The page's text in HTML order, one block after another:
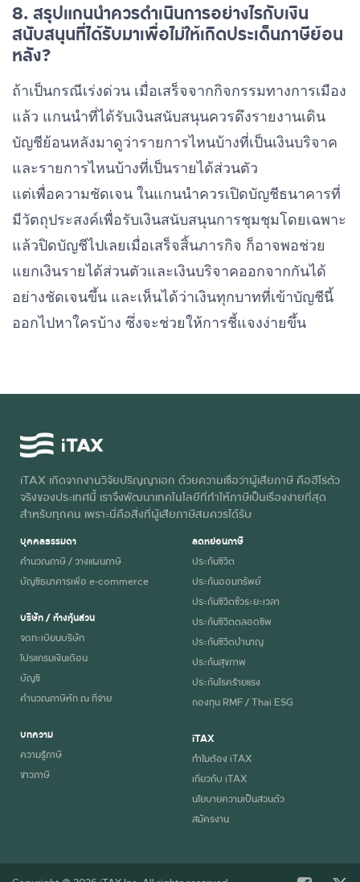
8. สรุปแกนนำควรดำเนินการอย่างไรกับเงิน
สนับสนุนที่ได้รับมาเพื่อไม่ให้เกิดประเด็นภาษีย้อน
หลัง?
ถ้าเป็นกรณีเร่งด่วน เมื่อเสร็จจากกิจกรรมทางการเมือง
แล้ว แกนนำที่ได้รับเงินสนับสนุนควรดึงรายงานเดิน
บัญชีย้อนหลังมาดูว่ารายการไหนบ้างที่เป็นเงินบริจาค
และรายการไหนบ้างที่เป็นรายได้ส่วนตัว
แต่เพื่อความชัดเจน ในแกนนำควรเปิดบัญชีธนาคารที่
มีวัตถุประสงค์เพื่อรับเงินสนับสนุนการชุมชุมโดยเฉพาะ
แล้วปิดบัญชีไปเลยเมื่อเสร็จสิ้นภารกิจ ก็อาจพอช่วย
แยกเงินรายได้ส่วนตัวและเงินบริจาคออกจากกันได้
อย่างชัดเจนขึ้น และเห็นได้ว่าเงินทุกบาทที่เข้าบัญชีนี้
ออกไปหาใครบ้าง ซึ่งจะช่วยให้การชี้แจงง่ายขึ้น
iTAX เกิดจากงานวิจัยปริญญาเอก ด้วยความเชื่อว่าผู้เสียภาษี คือฮีโร่ตัว
จริงของประเทศนี้ เราจึงพัฒนาเทคโนโลยีที่ทำให้ภาษีเป็นเรื่องง่ายที่สุด
สำหรับทุกคน เพราะนี่คือสิ่งที่ผู้เสียภาษีสมควรได้รับ
บุคคลธรรมดา
คำนวณภาษี / วางแผนภาษี
บัญชีธนาคารเพื่อ e-commerce
บริษัท / ห้างหุ้นส่วน
จดทะเบียนบริษัท
โปรแกรมเงินเดือน
บัญชี
คำนวณภาษีหัก ณ ที่จ่าย
บทความ
ความรู้ภาษี
ข่าวภาษี
ลดหย่อนภาษี
ประกันชีวิต
ประกันออมทรัพย์
ประกันชีวิตชั่วระยะเวลา
ประกันชีวิตตลอดชีพ
ประกันชีวิตบำนาญ
ประกันสุขภาพ
ประกันโรคร้ายแรง
กองทุน RMF / Thai ESG
iTAX
ทำไมต้อง iTAX
เกี่ยวกับ iTAX
นโยบายความเป็นส่วนตัว
สมัครงาน